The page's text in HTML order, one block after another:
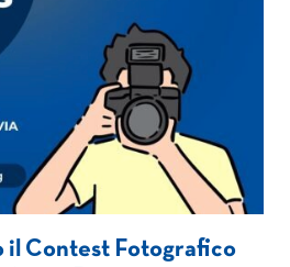
il Contest Fotografico